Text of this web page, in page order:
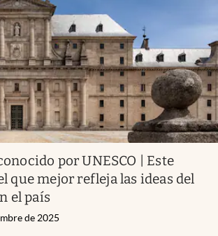
por UNESCO | Este
que mejor refleja las ideas del
el país
de 2025